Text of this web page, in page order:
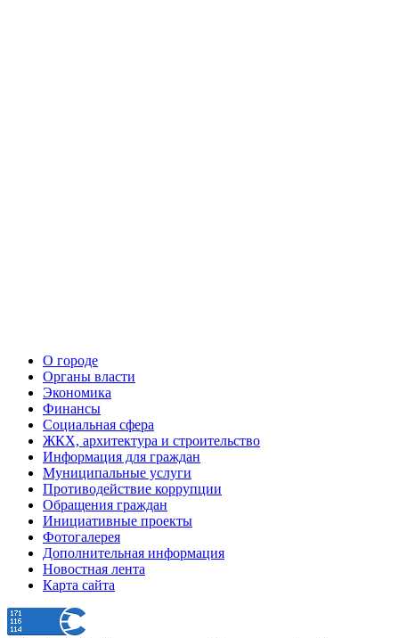
О городе
Органы власти
Экономика
Финансы
Социальная сфера
ЖКХ, архитектура и строительство
Информация для граждан
Муниципальные услуги
Противодействие коррупции
Обращения граждан
Инициативные проекты
Фотогалерея
Дополнительная информация
Новостная лента
Карта сайта